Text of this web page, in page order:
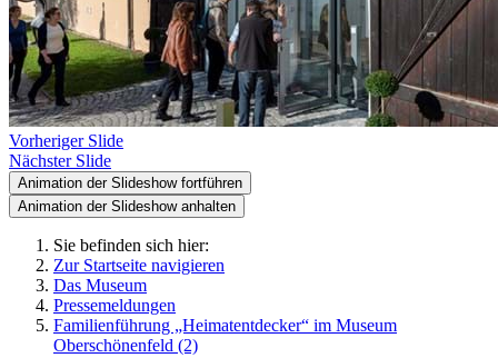
Vorheriger Slide
Nächster Slide
Animation der Slideshow fortführen
Animation der Slideshow anhalten
Sie befinden sich hier:
Zur Startseite navigieren
Das Museum
Pressemeldungen
Familienführung „Heimatentdecker“ im Museum
Oberschönenfeld (2)